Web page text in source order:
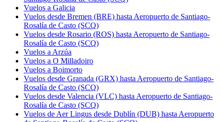
Vuelos a Galicia
Vuelos desde Bremen (BRE) hasta Aeropuerto de Santiago-
Rosalía de Casto (SCQ)
Vuelos desde Rosario (ROS) hasta Aeropuerto de Santiago-
Rosalía de Casto (SCQ)
Vuelos a Arzúa
Vuelos a O Milladoiro
Vuelos a Boimorto
Vuelos desde Granada (GRX) hasta Aeropuerto de Santiago-
Rosalía de Casto (SCQ)
Vuelos desde Valencia (VLC) hasta Aeropuerto de Santiago-
Rosalía de Casto (SCQ)
Vuelos de Aer Lingus desde Dublín (DUB) hasta Aeropuerto